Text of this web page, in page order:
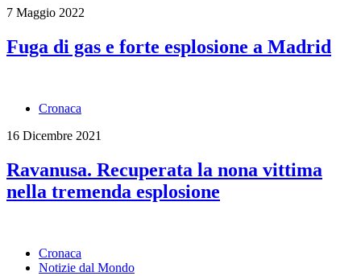
7 Maggio 2022
Fuga di gas e forte esplosione a Madrid
Cronaca
16 Dicembre 2021
Ravanusa. Recuperata la nona vittima
nella tremenda esplosione
Cronaca
Notizie dal Mondo